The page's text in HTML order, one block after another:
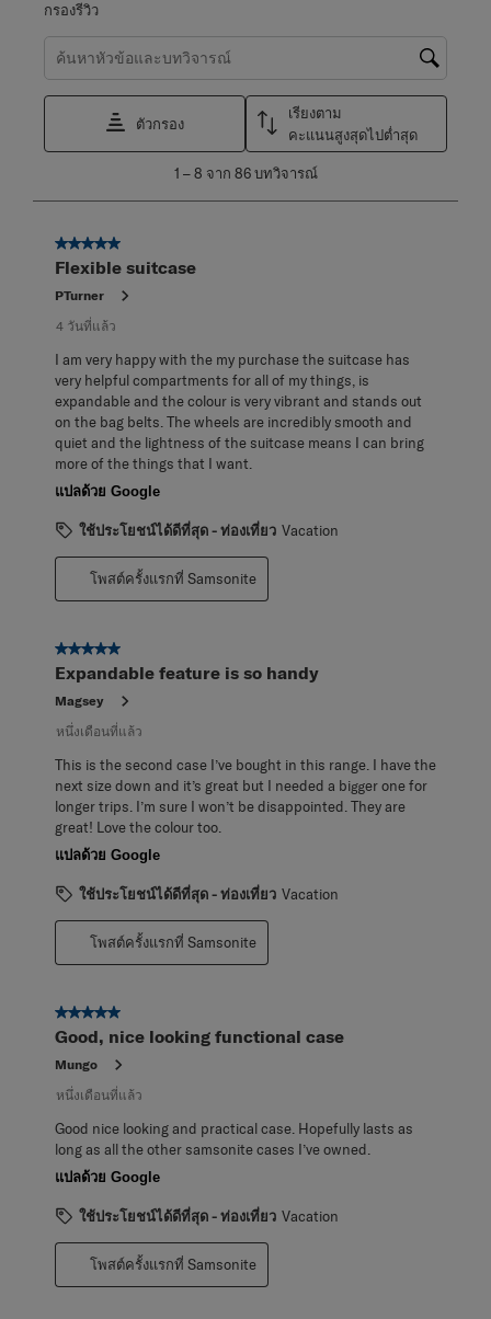
กรองรีวิว
ค้นหาหัวข้อและตรวจสอบภูมิภาคการค้นหา
ตัวกรอง
เรียงตาม
คะแนนสูงสุดไปต่ำสุด
8
วิจารณ์
1 – 8 จาก 86 บทวิจารณ์
5 จาก 5 ดาว
Flexible suitcase
PTurner
4 วันที่แล้ว
I am very happy with the my purchase the suitcase has
very helpful compartments for all of my things, is
expandable and the colour is very vibrant and stands out
on the bag belts. The wheels are incredibly smooth and
quiet and the lightness of the suitcase means I can bring
more of the things that I want.
แปลด้วย Google
ใช้ประโยชน์ได้ดีที่สุด - ท่องเที่ยว Vacation
โพสต์ครั้งแรกที่ Samsonite
5 จาก 5 ดาว
Expandable feature is so handy
Magsey
หนึ่งเดือนที่แล้ว
This is the second case I’ve bought in this range. I have the
next size down and it’s great but I needed a bigger one for
longer trips. I’m sure I won’t be disappointed. They are
great! Love the colour too.
แปลด้วย Google
ใช้ประโยชน์ได้ดีที่สุด - ท่องเที่ยว Vacation
โพสต์ครั้งแรกที่ Samsonite
5 จาก 5 ดาว
Good, nice looking functional case
Mungo
หนึ่งเดือนที่แล้ว
Good nice looking and practical case. Hopefully lasts as
long as all the other samsonite cases I’ve owned.
แปลด้วย Google
ใช้ประโยชน์ได้ดีที่สุด - ท่องเที่ยว Vacation
โพสต์ครั้งแรกที่ Samsonite